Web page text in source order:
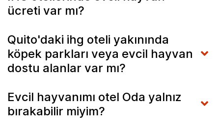
ücreti var mı?
Quito'daki ihg oteli yakınında
köpek parkları veya evcil hayvan
dostu alanlar var mı?
Evcil hayvanımı otel Oda yalnız
bırakabilir miyim?